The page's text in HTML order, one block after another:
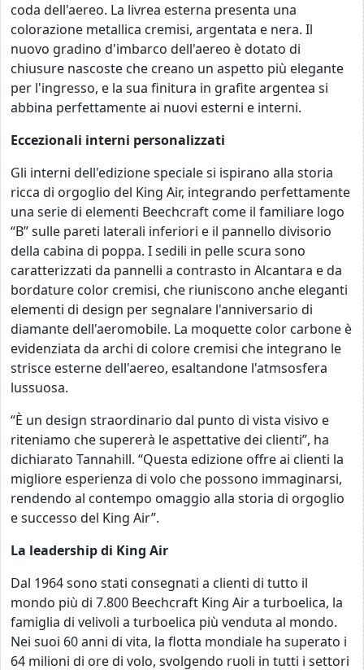
coda dell'aereo. La livrea esterna presenta una
colorazione metallica cremisi, argentata e nera. Il
nuovo gradino d'imbarco dell'aereo è dotato di
chiusure nascoste che creano un aspetto più elegante
per l'ingresso, e la sua finitura in grafite argentea si
abbina perfettamente ai nuovi esterni e interni.
Eccezionali interni personalizzati
Gli interni dell'edizione speciale si ispirano alla storia
ricca di orgoglio del King Air, integrando perfettamente
una serie di elementi Beechcraft come il familiare logo
“B” sulle pareti laterali inferiori e il pannello divisorio
della cabina di poppa. I sedili in pelle scura sono
caratterizzati da pannelli a contrasto in Alcantara e da
bordature color cremisi, che riuniscono anche eleganti
elementi di design per segnalare l'anniversario di
diamante dell'aeromobile. La moquette color carbone è
evidenziata da archi di colore cremisi che integrano le
strisce esterne dell'aereo, esaltandone l'atmsosfera
lussuosa.
“È un design straordinario dal punto di vista visivo e
riteniamo che supererà le aspettative dei clienti”, ha
dichiarato Tannahill. “Questa edizione offre ai clienti la
migliore esperienza di volo che possono immaginarsi,
rendendo al contempo omaggio alla storia di orgoglio
e successo del King Air”.
La leadership di King Air
Dal 1964 sono stati consegnati a clienti di tutto il
mondo più di 7.800 Beechcraft King Air a turboelica, la
famiglia di velivoli a turboelica più venduta al mondo.
Nei suoi 60 anni di vita, la flotta mondiale ha superato i
64 milioni di ore di volo, svolgendo ruoli in tutti i settori